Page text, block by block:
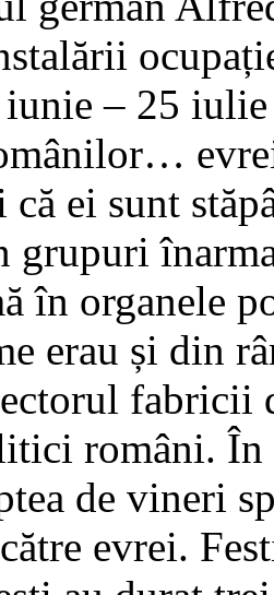
– 25
că ei sunt
grupuri
în organele
erau și din
fabricii
români.
de vineri
evrei.